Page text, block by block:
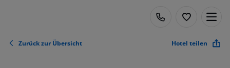
Zurück zur Übersicht Hotel teilen